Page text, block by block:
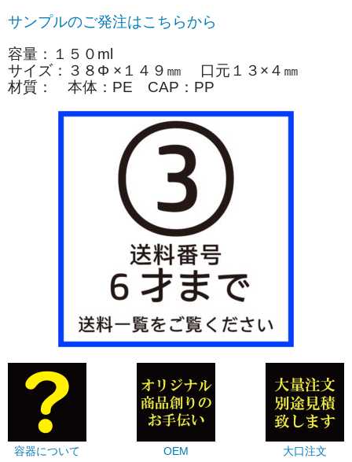
サンプルのご発注はこちらから
容量：１５０ml
サイズ：３８Φ ×１４９㎜ 口元１３×４㎜
材質： 本体：PE CAP：PP
容器について OEM 大口注文